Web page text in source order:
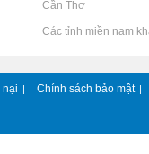
vặt tại Cần Thơ
vặt tại Các tỉnh miền nam
nại | Chính sách bảo mật |